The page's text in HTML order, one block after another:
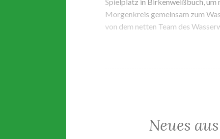
Morgenkreis gemeinsam zum
von dem netten Team des
Neues